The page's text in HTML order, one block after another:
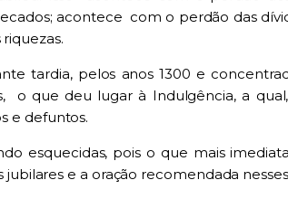
acontece com o perdão das
tardia, pelos anos 1300 e
o que deu lugar à Indulgência, a
e defuntos.
esquecidas, pois o que mais
e a oração recomendada